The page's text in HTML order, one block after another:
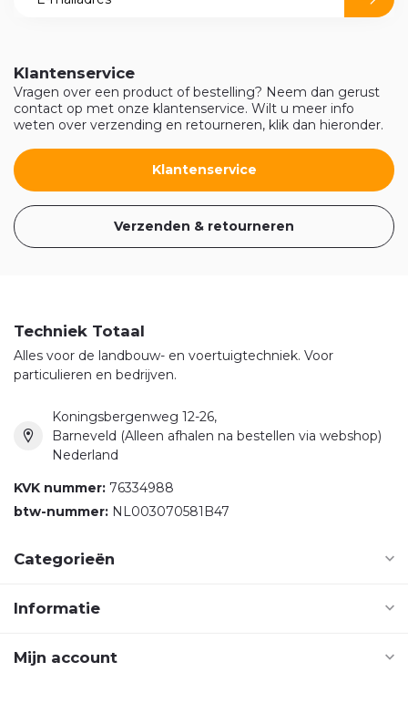
Klantenservice
Vragen over een product of bestelling? Neem dan gerust
contact op met onze klantenservice. Wilt u meer info
weten over verzending en retourneren, klik dan hieronder.
Klantenservice
Verzenden & retourneren
Techniek Totaal
Alles voor de landbouw- en voertuigtechniek. Voor
particulieren en bedrijven.
Koningsbergenweg 12-26,
Barneveld (Alleen afhalen na bestellen via webshop)
Nederland
KVK nummer: 76334988
btw-nummer: NL003070581B47
Categorieën
Informatie
Mijn account